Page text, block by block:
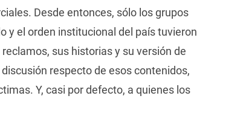
Desde entonces, sólo los grupos
y el orden institucional del país tuvieron
sus historias y su versión de
respecto de esos contenidos,
Y, casi por defecto, a quienes los